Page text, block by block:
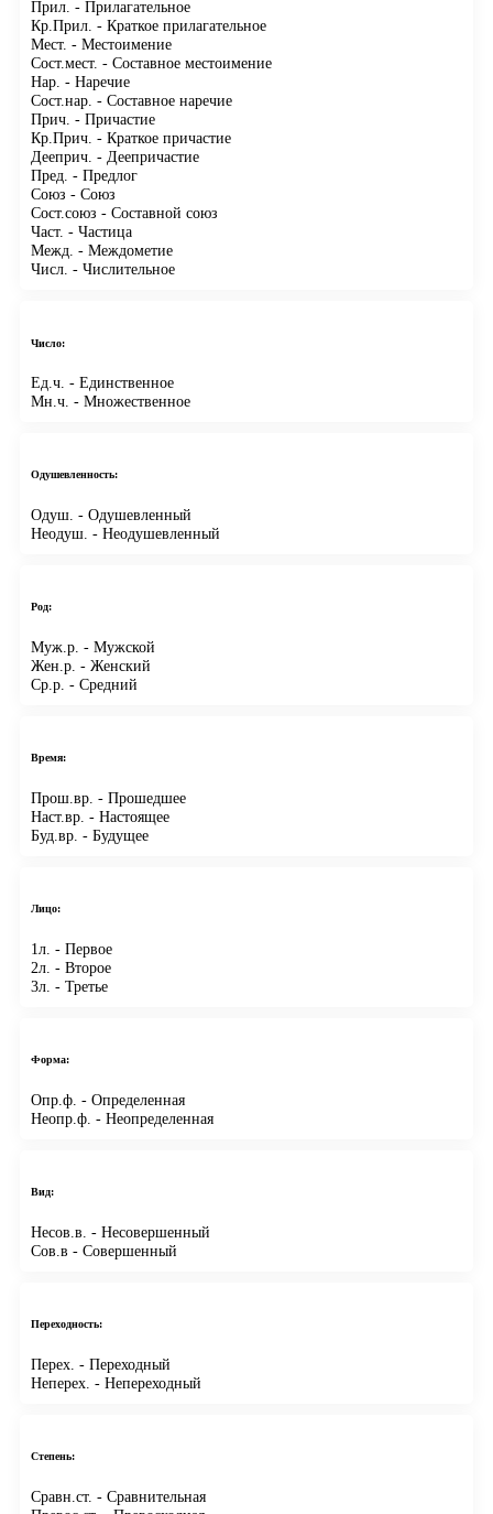
Прил. - Прилагательное
Кр.Прил. - Краткое прилагательное
Мест. - Местоимение
Сост.мест. - Составное местоимение
Нар. - Наречие
Сост.нар. - Составное наречие
Прич. - Причастие
Кр.Прич. - Краткое причастие
Дееприч. - Деепричастие
Пред. - Предлог
Союз - Союз
Сост.союз - Составной союз
Част. - Частица
Межд. - Междометие
Числ. - Числительное
Число:
Ед.ч. - Единственное
Мн.ч. - Множественное
Одушевленность:
Одуш. - Одушевленный
Неодуш. - Неодушевленный
Род:
Муж.р. - Мужской
Жен.р. - Женский
Ср.р. - Средний
Время:
Прош.вр. - Прошедшее
Наст.вр. - Настоящее
Буд.вр. - Будущее
Лицо:
1л. - Первое
2л. - Второе
3л. - Третье
Форма:
Опр.ф. - Определенная
Неопр.ф. - Неопределенная
Вид:
Несов.в. - Несовершенный
Сов.в - Совершенный
Переходность:
Перех. - Переходный
Неперех. - Непереходный
Степень:
Сравн.ст. - Сравнительная